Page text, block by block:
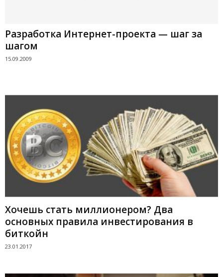
Разработка Интернет-проекта — шаг за
шагом
15.09.2009
Хочешь стать миллионером? Два
основных правила инвестирования в
биткойн
23.01.2017